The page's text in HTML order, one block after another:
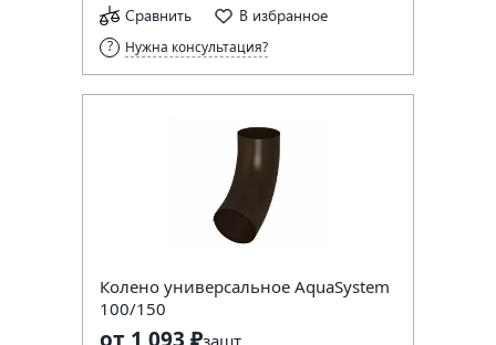
Сравнить В избранное
Нужна консультация?
Колено универсальное AquaSystem
100/150
зашт